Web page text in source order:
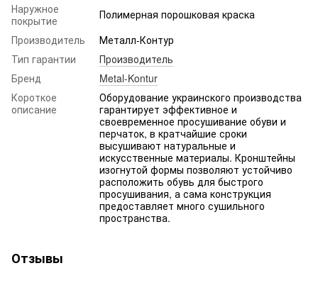
Наружное
покрытие
Полимерная порошковая краска
Производитель
Металл-Контур
Тип гарантии
Производитель
Бренд
Metal-Kontur
Короткое
описание
Оборудование украинского производства
гарантирует эффективное и
своевременное просушивание обуви и
перчаток, в кратчайшие сроки
высушивают натуральные и
искусственные материалы. Кронштейны
изогнутой формы позволяют устойчиво
расположить обувь для быстрого
просушивания, а сама конструкция
предоставляет много сушильного
пространства.
Отзывы